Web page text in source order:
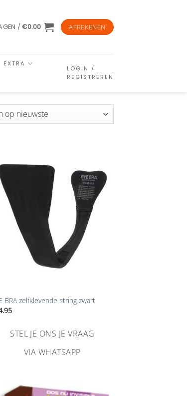
/€0.00 AFREKENEN
EXTRA
LOGIN /
REGISTREREN
verlanglijst
toevoegen
BRA zelfklevende string zwart
STEL JE ONS JE VRAAG
VIA WHATSAPP